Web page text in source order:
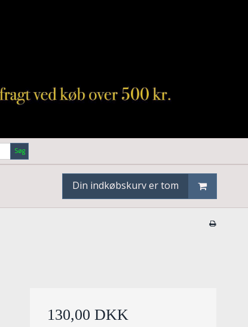
Søg
Din indkøbskurv er tom
130,00 DKK